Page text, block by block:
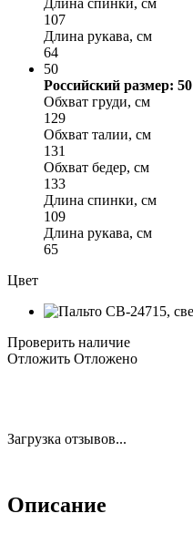
107
Длина рукава, см
64
50
Российский размер: 50
Обхват груди, см
129
Обхват талии, см
131
Обхват бедер, см
133
Длина спинки, см
109
Длина рукава, см
65
Цвет
Проверить наличие
Отложить Отложено
Загрузка отзывов...
Описание